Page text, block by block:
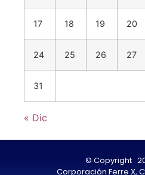
17 18 19 20
24 25 26 27
31
« Dic
© Copyright
Corporación Ferre X,